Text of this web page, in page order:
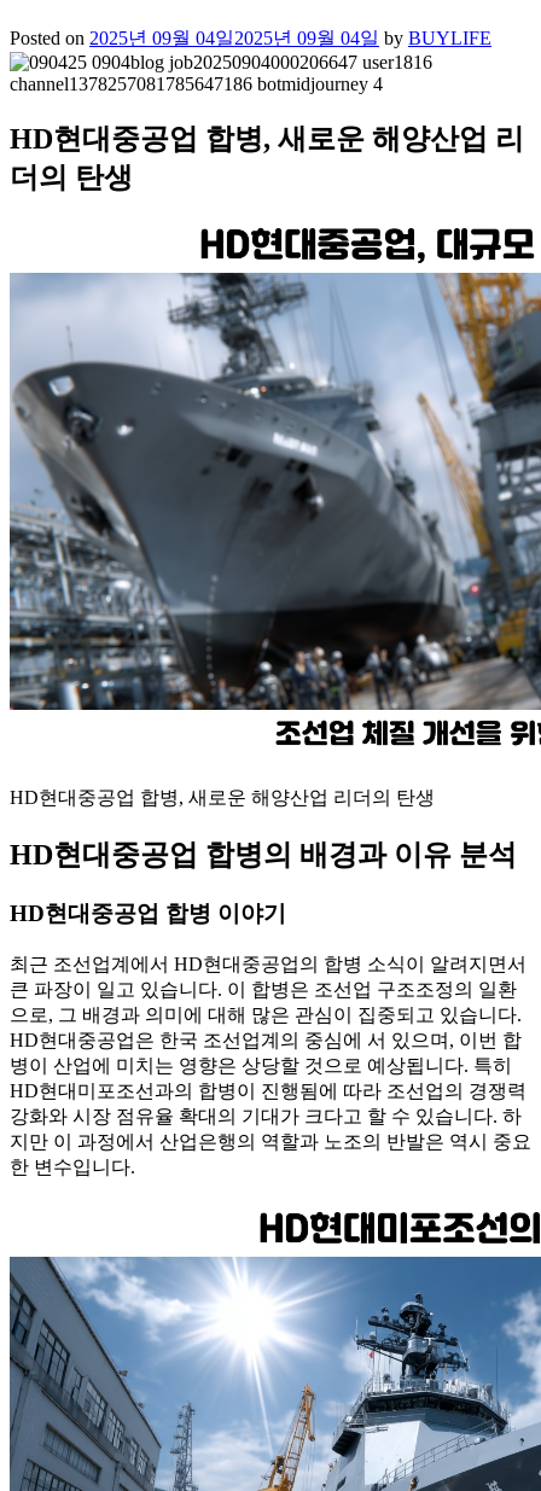
Posted on 2025년 09월 04일2025년 09월 04일 by BUYLIFE
HD현대중공업 합병, 새로운 해양산업 리
더의 탄생
HD현대중공업 합병, 새로운 해양산업 리더의 탄생
HD현대중공업 합병의 배경과 이유 분석
HD현대중공업 합병 이야기
최근 조선업계에서 HD현대중공업의 합병 소식이 알려지면서
큰 파장이 일고 있습니다. 이 합병은 조선업 구조조정의 일환
으로, 그 배경과 의미에 대해 많은 관심이 집중되고 있습니다.
HD현대중공업은 한국 조선업계의 중심에 서 있으며, 이번 합
병이 산업에 미치는 영향은 상당할 것으로 예상됩니다. 특히
HD현대미포조선과의 합병이 진행됨에 따라 조선업의 경쟁력
강화와 시장 점유율 확대의 기대가 크다고 할 수 있습니다. 하
지만 이 과정에서 산업은행의 역할과 노조의 반발은 역시 중요
한 변수입니다.